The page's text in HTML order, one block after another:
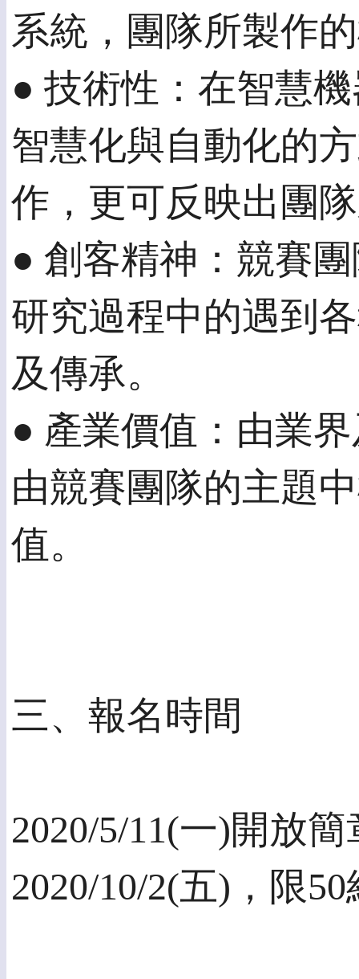
系統，團隊所製作
● 技術性：在智慧
智慧化與自動化的
作，更可反映出團
● 創客精神：競賽
研究過程中的遇到
及傳承。
● 產業價值：由業
由競賽團隊的主題
值。
三、報名時間
2020/5/11(一)開放
2020/10/2(五)，限